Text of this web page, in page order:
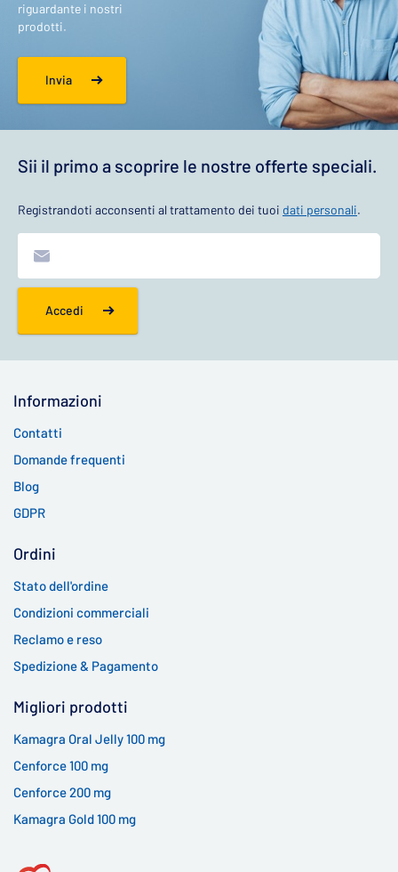
riguardante i nostri
prodotti.
Invia
Sii il primo a scoprire le nostre offerte speciali.
Registrandoti acconsenti al trattamento dei tuoi dati personali.
Accedi
Informazioni
Contatti
Domande frequenti
Blog
GDPR
Ordini
Stato dell'ordine
Condizioni commerciali
Reclamo e reso
Spedizione & Pagamento
Migliori prodotti
Kamagra Oral Jelly 100 mg
Cenforce 100 mg
Cenforce 200 mg
Kamagra Gold 100 mg